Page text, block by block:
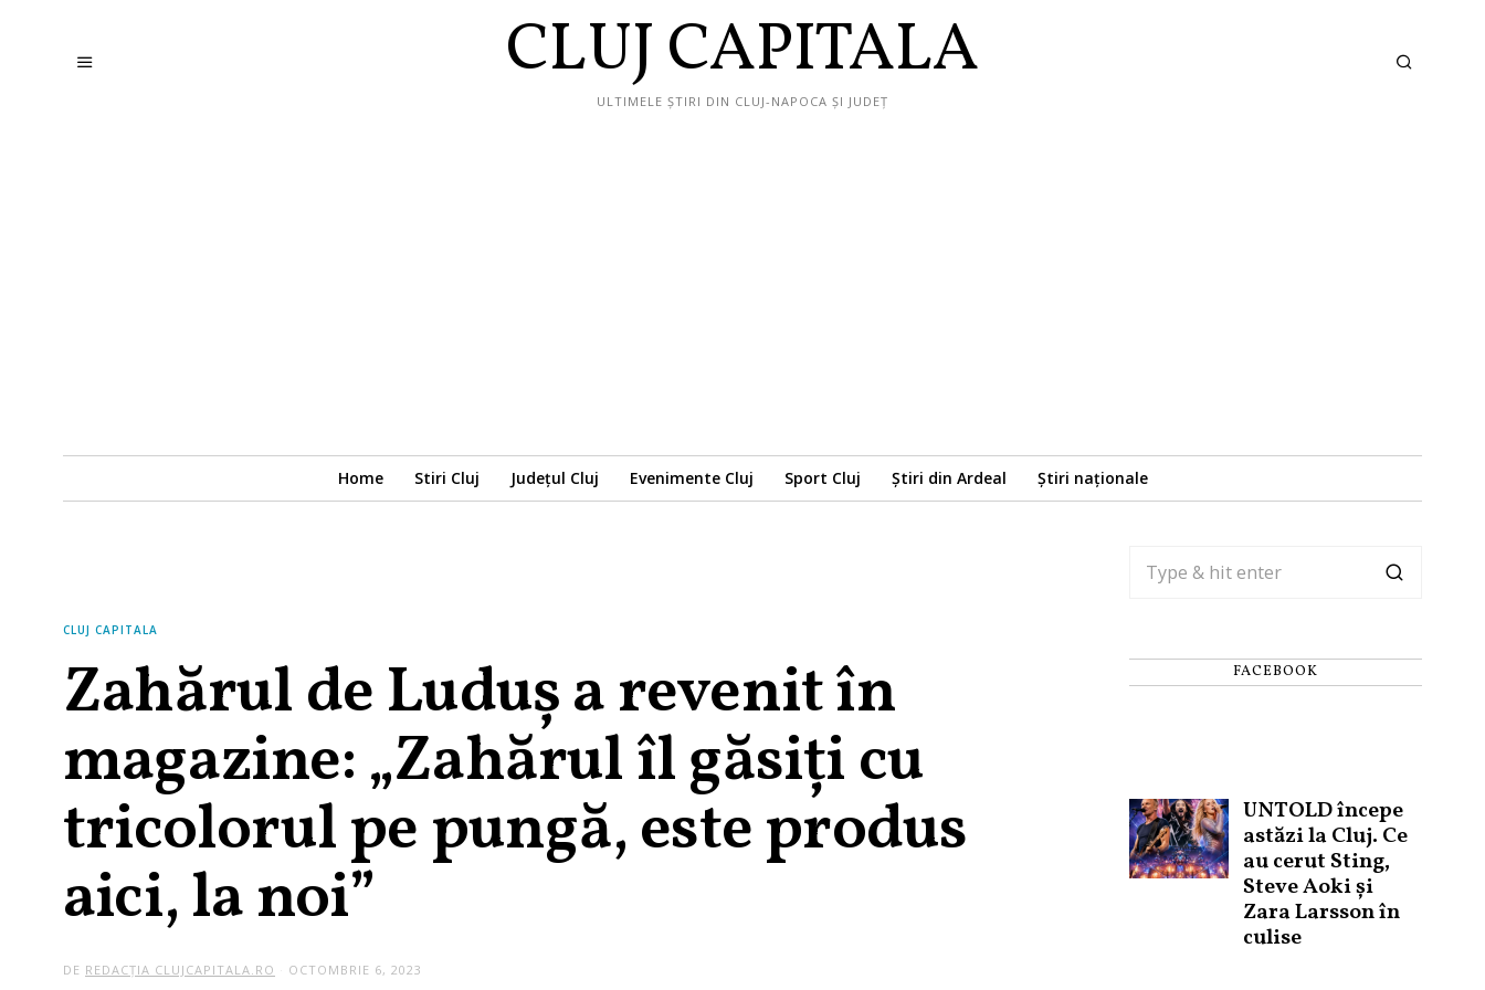
CLUJ CAPITALA
ULTIMELE ȘTIRI DIN CLUJ-NAPOCA ȘI JUDEȚ
Home Stiri Cluj Județul Cluj Evenimente Cluj Sport Cluj Știri din Ardeal Știri naționale
CLUJ CAPITALA
Zahărul de Luduş a revenit în
magazine: „Zahărul îl găsiţi cu
tricolorul pe pungă, este produs
aici, la noi”
DE REDACȚIA CLUJCAPITALA.RO OCTOMBRIE 6, 2023
FACEBOOK
UNTOLD începe
astăzi la Cluj. Ce
au cerut Sting,
Steve Aoki și
Zara Larsson în
culise